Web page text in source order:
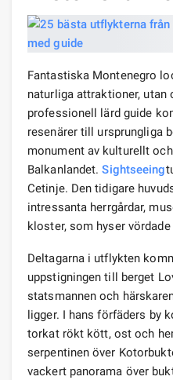
Fantastiska Montenegro
naturliga attraktioner, utan
professionell lärd guide
resenärer till ursprungliga
monument av kulturellt
Balkanlandet.Sightseeing
Cetinje. Den tidigare
intressanta herrgårdar,
kloster, som hyser
Deltagarna i utflykten
uppstigningen till berget
statsmannen och
ligger. I hans förfäders by
torkat rökt kött, ost och
serpentinen över
vackert panorama över